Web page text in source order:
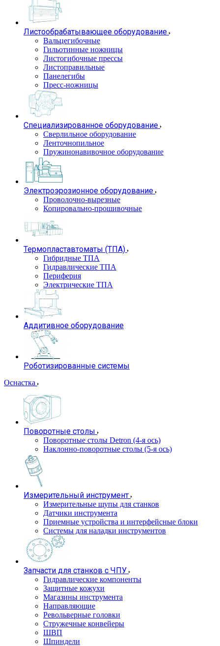
Листообрабатывающее оборудование
Вальцегибочные
Гильотинные ножницы
Листогибочные прессы
Листоправильные
Панелегибы
Пресс-ножницы
Специализированное оборудование
Сверлильное оборудование
Ленточнопильное
Пружинонавивочное оборудование
Электроэрозионное оборудование
Проволочно-вырезные
Копировально-прошивочные
Термопластавтоматы (ТПА)
Гибридные ТПА
Гидравлические ТПА
Периферия
Электрические ТПА
Аддитивное оборудование
Роботизированные системы
Оснастка
Поворотные столы
Поворотные столы Detron (4-я ось)
Наклонно-поворотные столы (5-я ось)
Измерительный инструмент
Измерительные щупы для станков
Датчики инструмента
Приемные устройства и интерфейсные блоки
Системы для наладки инструментов
Запчасти для станков с ЧПУ
Гидравлические компоненты
Защитные кожухи
Магазины инструмента
Направляющие
Револьверные головки
Стружечные конвейеры
ШВП
Шпиндели